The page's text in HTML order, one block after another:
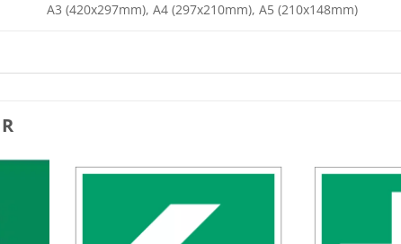
A3 (420x297mm), A4 (297x210mm), A5 (210x148mm)